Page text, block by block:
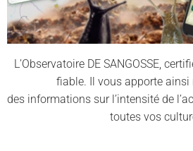
L’Observatoire DE SANGOSSE,
fiable. Il vous apporte ainsi
des informations sur l’intensité de
toutes vos